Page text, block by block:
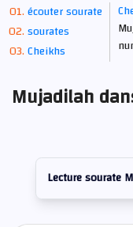
écouter sourate
sourates
Cheikhs
Mujadilah
Lecture sourate